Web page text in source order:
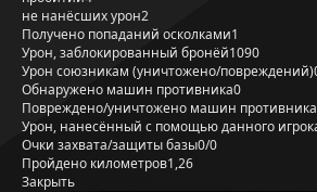
не нанёсших урон2
Получено попаданий осколками1
Урон, заблокированный бронёй1090
Урон союзникам (уничтожено/повреждений)
Обнаружено машин противника0
Повреждено/уничтожено машин противника
Урон, нанесённый с помощью данного
Очки захвата/защиты базы0/0
Пройдено километров1,26
Закрыть